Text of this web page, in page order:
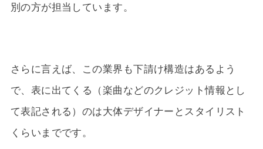
別の方が担当しています。
さらに言えば、この業界も下請け構造はあるよう
で、表に出てくる（楽曲などのクレジット情報とし
て表記される）のは大体デザイナーとスタイリスト
くらいまでです。